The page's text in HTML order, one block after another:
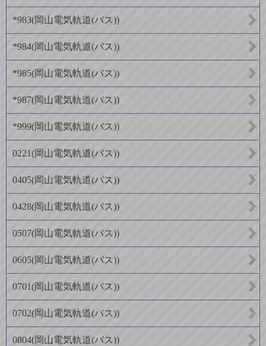
*983(岡山電気軌道(バス))
*984(岡山電気軌道(バス))
*985(岡山電気軌道(バス))
*987(岡山電気軌道(バス))
*999(岡山電気軌道(バス))
0221(岡山電気軌道(バス))
0405(岡山電気軌道(バス))
0428(岡山電気軌道(バス))
0507(岡山電気軌道(バス))
0605(岡山電気軌道(バス))
0701(岡山電気軌道(バス))
0702(岡山電気軌道(バス))
0804(岡山電気軌道(バス))